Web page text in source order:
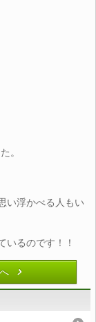
。
い浮かべる人もい
いるのです！！